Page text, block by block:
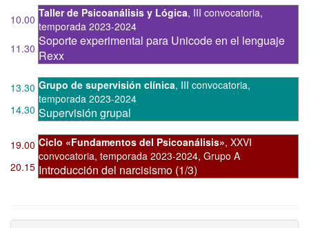
10.00 Taller de Psicoanálisis y Lógica, III convocatoria,
temporada 2023-2024
Soporte experimental para Unicode en el lenguaje
Rexx
11.30
13.30 Grupo de supervisión clínica, III convocatoria,
temporada 2023-2024
Supervisión grupal
14.30
19.00 Ciclo «Fundamentos del Psicoanálisis», XXVI
convocatoria, temporada 2023-2024, Grupo A
Introducción del narcisismo (1/3)
20.15